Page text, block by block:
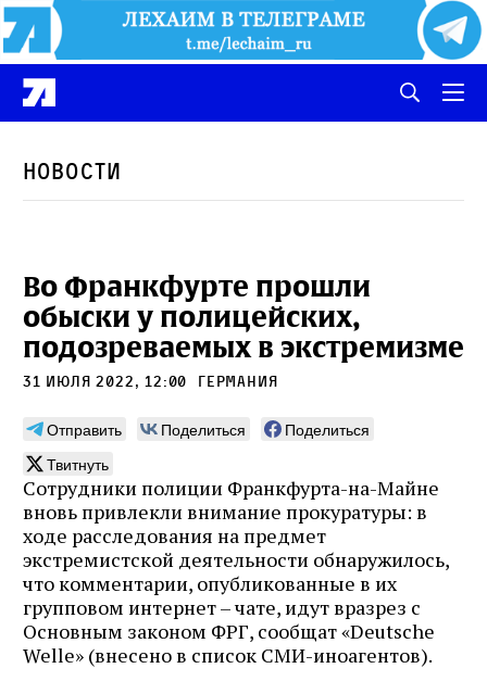
Новости
Во Франкфурте прошли
обыски у полицейских,
подозреваемых в экстремизме
31 июля 2022, 12:00 Германия
Отправить Поделиться
Поделиться
Твитнуть
Сотрудники полиции Франкфурта-на-Майне
вновь привлекли внимание прокуратуры: в
ходе расследования на предмет
экстремистской деятельности обнаружилось,
что комментарии, опубликованные в их
групповом интернет – чате, идут вразрез с
Основным законом ФРГ, сообщат «Deutsche
Welle» (внесено в список СМИ-иноагентов).